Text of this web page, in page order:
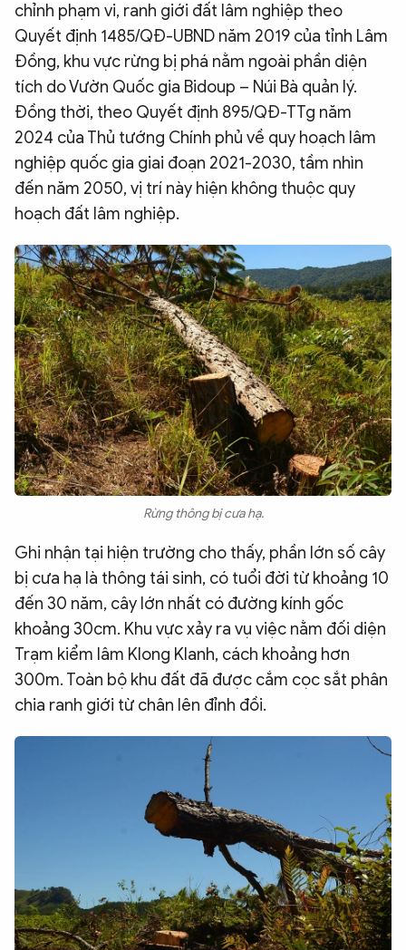
chỉnh phạm vi, ranh giới đất lâm nghiệp theo
Quyết định 1485/QĐ-UBND năm 2019 của tỉnh Lâm
Đồng, khu vực rừng bị phá nằm ngoài phần diện
tích do Vườn Quốc gia Bidoup – Núi Bà quản lý.
Đồng thời, theo Quyết định 895/QĐ-TTg năm
2024 của Thủ tướng Chính phủ về quy hoạch lâm
nghiệp quốc gia giai đoạn 2021-2030, tầm nhìn
đến năm 2050, vị trí này hiện không thuộc quy
hoạch đất lâm nghiệp.
Rừng thông bị cưa hạ.
Ghi nhận tại hiện trường cho thấy, phần lớn số cây
bị cưa hạ là thông tái sinh, có tuổi đời từ khoảng 10
đến 30 năm, cây lớn nhất có đường kính gốc
khoảng 30cm. Khu vực xảy ra vụ việc nằm đối diện
Trạm kiểm lâm Klong Klanh, cách khoảng hơn
300m. Toàn bộ khu đất đã được cắm cọc sắt phân
chia ranh giới từ chân lên đỉnh đồi.